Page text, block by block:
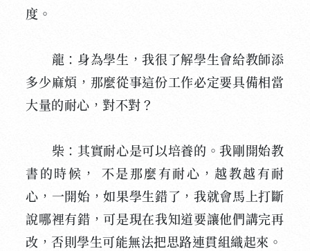
度。
龍：身為學生，我很了解學生會給教師添
多少麻煩，那麼從事這份工作必定要具備相當
大量的耐心，對不對？
柴：其實耐心是可以培養的。我剛開始教
書的時候， 不是那麼有耐心，越教越有耐
心，一開始，如果學生錯了，我就會馬上打斷
說哪裡有錯，可是現在我知道要讓他們講完再
改，否則學生可能無法把思路連貫組織起來。